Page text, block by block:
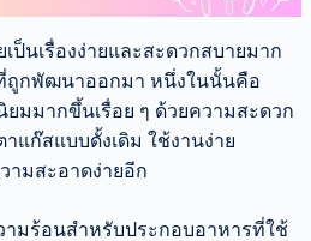
ป็นเรื่องง่ายและสะดวกสบายมาก
ถูกพัฒนาออกมา หนึ่งในนั้นคือ
ยมมากขึ้นเรื่อย ๆ ด้วยความสะดวก
าแก๊สแบบดั้งเดิม ใช้งานง่าย
ามสะอาดง่ายอีก
มร้อนสำหรับประกอบอาหารที่ใช้